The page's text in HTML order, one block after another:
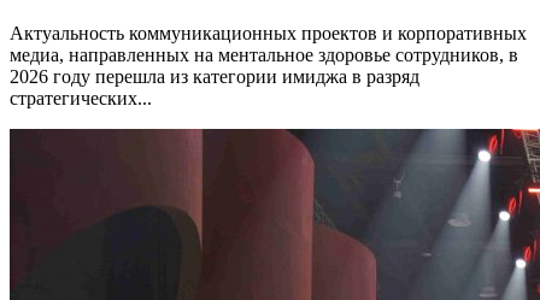
Актуальность коммуникационных проектов и корпоративных
медиа, направленных на ментальное здоровье сотрудников, в
2026 году перешла из категории имиджа в разряд
стратегических...